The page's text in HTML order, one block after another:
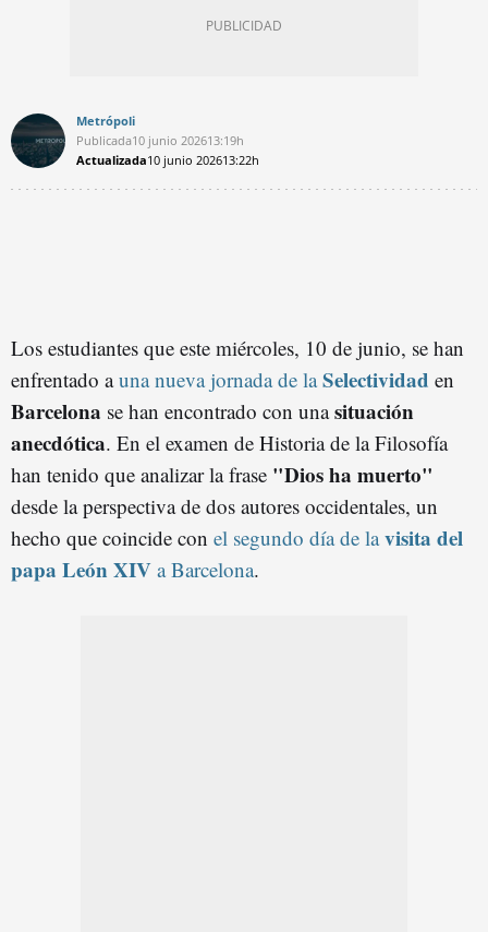
Metrópoli
Publicada10 junio 202613:19h
Actualizada10 junio 202613:22h
Los estudiantes que este miércoles, 10 de junio, se han
enfrentado auna nueva jornada de laSelectividad en
Barcelona se han encontrado con unasituación
anecdótica. En el examen de Historia de la Filosofía
han tenido que analizar la frase "Dios ha muerto"
desde la perspectiva de dos autores occidentales, un
hecho que coincide con el segundo día de lavisita del
papa León XIV a Barcelona.